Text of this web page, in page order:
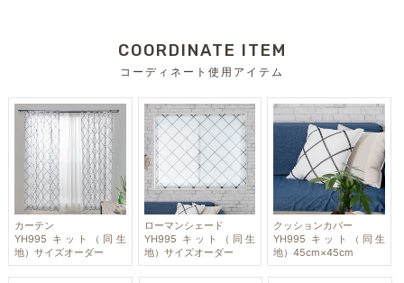
COORDINATE ITEM
コーディネート使用アイテム
カーテン
YH995 キット（同生
地）サイズオーダー
ローマンシェード
YH995 キット（同生
地）サイズオーダー
クッションカバー
YH995 キット（同生
地）45cm×45cm